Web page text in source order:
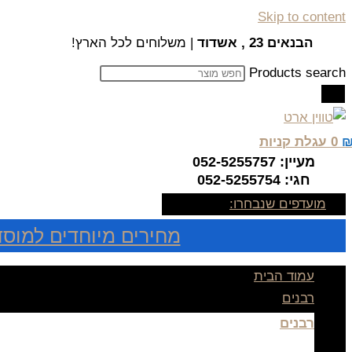
Skip to content
הבנאים 23 , אשדוד
| משלוחים לכל הארץ!
Products search
0 עגלת קניות
מעיין: 052-5255757
חגי: 052-5255754
מועדפים שנבחרו:
מחירים מיוחדים
עמוד הבית
רבנים
רבנים